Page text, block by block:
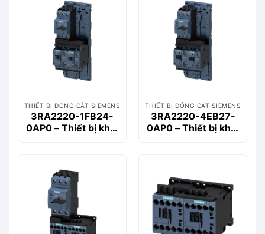
THIẾT BỊ ĐÓNG CẮT SIEMENS
3RA2220-1FB24-
0AP0 – Thiết bị khởi
THIẾT BỊ ĐÓNG CẮT SIEMENS
3RA2220-4EB27-
0AP0 – Thiết bị khởi